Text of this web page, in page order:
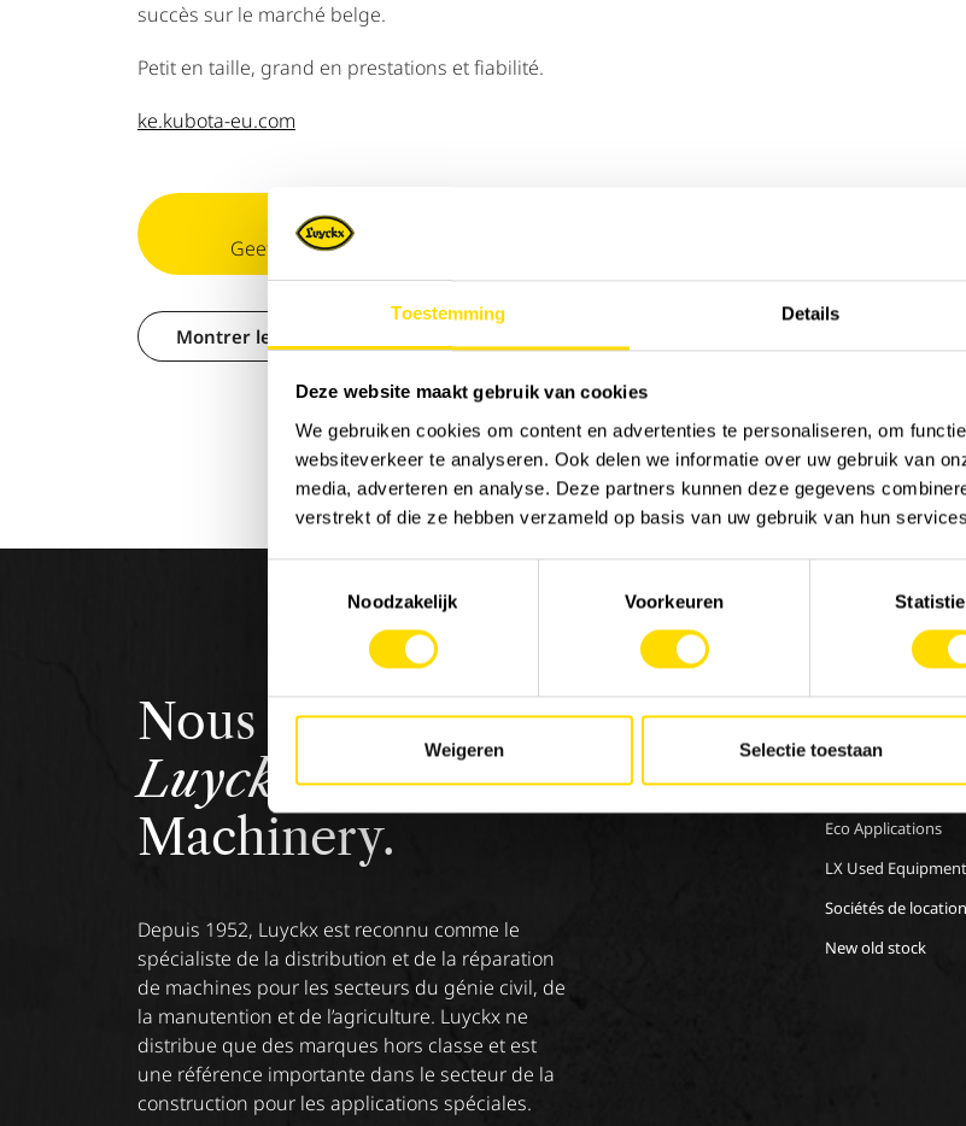
Toestemming Details
Deze website maakt gebruik van cookies
We gebruiken cookies om content en advertenties te personaliseren, om
websiteverkeer te analyseren. Ook delen we informatie over uw gebruik van
media, adverteren en analyse. Deze partners kunnen deze gegevens
verstrekt of die ze hebben verzameld op basis van uw gebruik van hun
Noodzakelijk
Voorkeuren
Weigeren Selectie toestaan
succès sur le marché belge.
Petit en taille, grand en prestations et fiabilité.
ke.kubota-eu.com
Geef alvast uw interesse door en wij contacteren u van zodra de machines
Montrer les filtres
Nous sommes
Luyckx, Minds &
Machinery.
Depuis 1952, Luyckx est reconnu comme le
spécialiste de la distribution et de la réparation
de machines pour les secteurs du génie civil, de
la manutention et de l’agriculture. Luyckx ne
distribue que des marques hors classe et est
une référence importante dans le secteur de la
construction pour les applications spéciales.
Nos marques
Special Applications
Eco Applications
LX Used Equipment
Sociétés de location
New old stock